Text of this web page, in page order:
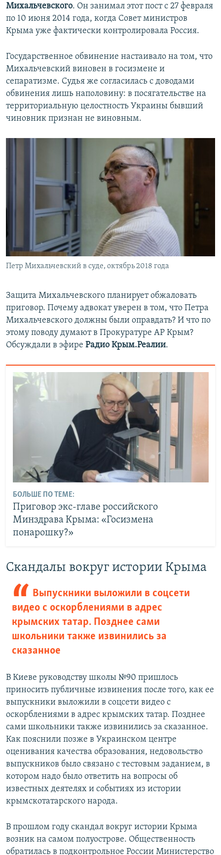
Михальчевского. Он занимал этот пост с 27 февраля
по 10 июня 2014 года, когда Совет министров
Крыма уже фактически контролировала Россия.
Государственное обвинение настаивало на том, что
Михальчевский виновен в госизмене и
сепаратизме. Судья же согласилась с доводами
обвинения лишь наполовину: в посягательстве на
территориальную целостность Украины бывший
чиновник признан не виновным.
Петр Михальчевский в суде, октябрь 2018 года
Защита Михальчевского планирует обжаловать
приговор. Почему адвокат уверен в том, что Петра
Михальчевского должны были оправдать? И что по
этому поводу думают в Прокуратуре АР Крым?
Обсуждали в эфире Радио Крым.Реалии.
БОЛЬШЕ ПО ТЕМЕ:
Приговор экс-главе российского
Минздрава Крыма: «Госизмена
понарошку?»
Скандалы вокруг истории Крыма
Выпускники выложили в соцсети
видео с оскорблениями в адрес
крымских татар. Позднее сами
школьники также извинились за
сказанное
В Киеве руководству школы №90 пришлось
приносить публичные извинения после того, как ее
выпускники выложили в соцсети видео с
оскорблениями в адрес крымских татар. Позднее
сами школьники также извинились за сказанное.
Как пояснили позже в Украинском центре
оценивания качества образования, недовольство
выпускников было связано с тестовым заданием, в
котором надо было ответить на вопросы об
известных деятелях и событиях из истории
крымскотатарского народа.
В прошлом году скандал вокруг истории Крыма
возник на самом полуострове. Общественность
обратилась в подконтрольное России Министерство